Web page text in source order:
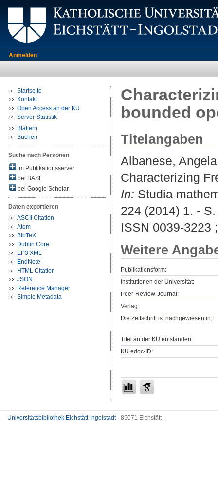
Anmelden
Startseite
Kontakt
Open Access an der KU
Server-Statistik
Blättern
Suchen
Suche nach Personen
im Publikationsserver
bei BASE
bei Google Scholar
Daten exportieren
ASCII Citation
Atom
BibTeX
Dublin Core
EP3 XML
EndNote
HTML Citation
JSON
Reference Manager
Simple Metadata
bounded
Titelangaben
Albanese,
Characterizing
In: Studia
224 (2014) 1. -
ISSN 0039-3223
Weitere
Publikationsform:
Institutionen der Universität:
Peer-Review-Journal:
Verlag:
Die Zeitschrift ist nachgewiesen in:
Titel an der KU entstanden:
KU.edoc-ID:
Universitätsbibliothek Eichstätt-Ingolstadt- 85071 Eichstätt